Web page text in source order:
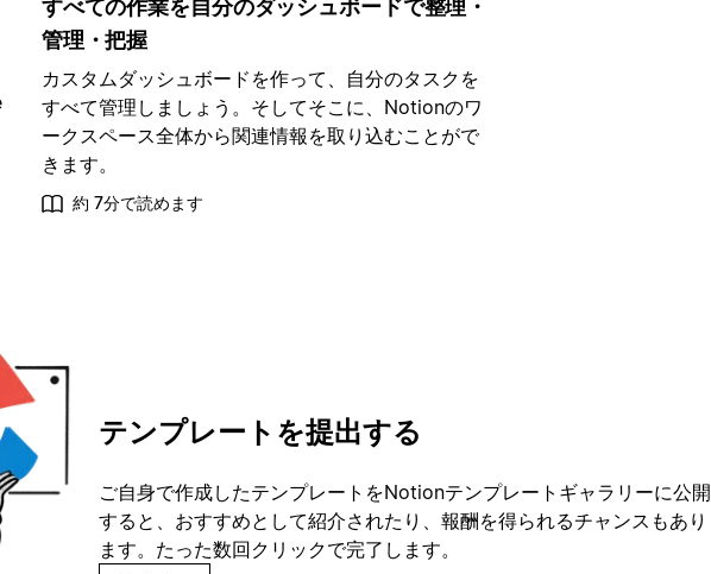
すべての作業を自分のダッシュボードで整理・
管理・把握
カスタムダッシュボードを作って、自分のタスクを
すべて管理しましょう。そしてそこに、Notionのワ
ークスペース全体から関連情報を取り込むことがで
きます。
約 7分で読めます
テンプレートを提出する
ご自身で作成したテンプレートをNotionテンプレートギャラリーに公開
すると、おすすめとして紹介されたり、報酬を得られるチャンスもあり
ます。たった数回クリックで完了します。